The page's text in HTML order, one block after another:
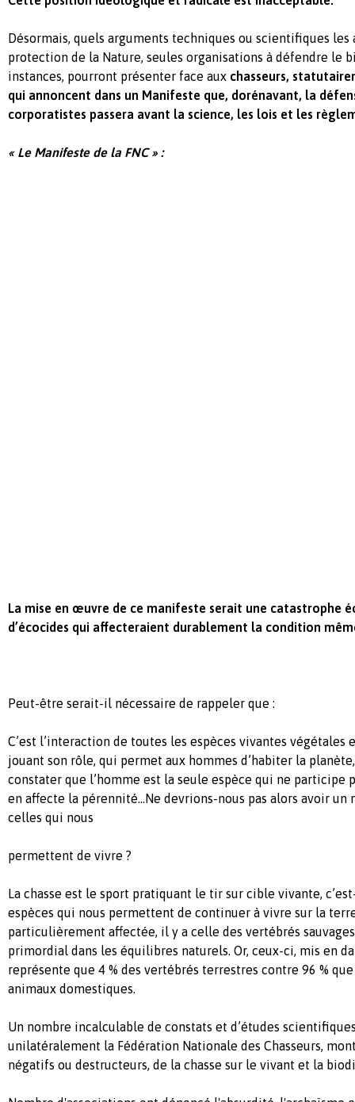
Désormais, quels arguments techniques ou scientifiques les
protection de la Nature, seules organisations à défendre le
instances, pourront présenter face aux chasseurs,
qui annoncent dans un Manifeste que, dorénavant, la
corporatistes passera avant la science, les lois et les
« Le Manifeste de la FNC » :
La mise en œuvre de ce manifeste serait une catastrophe
d’écocides qui affecteraient durablement la condition
Peut-être serait-il nécessaire de rappeler que :
C’est l’interaction de toutes les espèces vivantes végétales
jouant son rôle, qui permet aux hommes d’habiter la
constater que l’homme est la seule espèce qui ne participe
en affecte la pérennité…Ne devrions-nous pas alors avoir
celles qui nous
permettent de vivre ?
La chasse est le sport pratiquant le tir sur cible vivante,
espèces qui nous permettent de continuer à vivre sur la
particulièrement affectée, il y a celle des vertébrés
primordial dans les équilibres naturels. Or, ceux-ci, mis en
représente que 4 % des vertébrés terrestres contre 96 %
animaux domestiques.
Un nombre incalculable de constats et d’études
unilatéralement la Fédération Nationale des Chasseurs,
négatifs ou destructeurs, de la chasse sur le vivant et la